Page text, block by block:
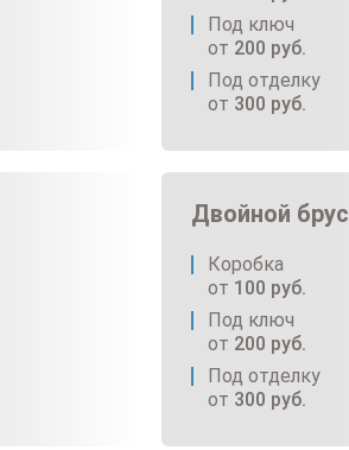
Под ключ
от 200 руб.
Под отделку
от 300 руб.
Двойной брус
Коробка
от 100 руб.
Под ключ
от 200 руб.
Под отделку
от 300 руб.